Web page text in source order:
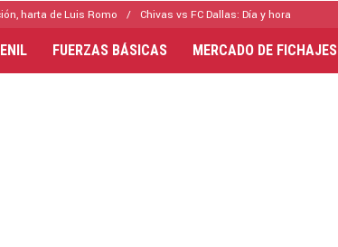
harta de Luis Romo Chivas vs FC Dallas: Día y hora
FUERZAS BÁSICAS MERCADO DE FICHAJES